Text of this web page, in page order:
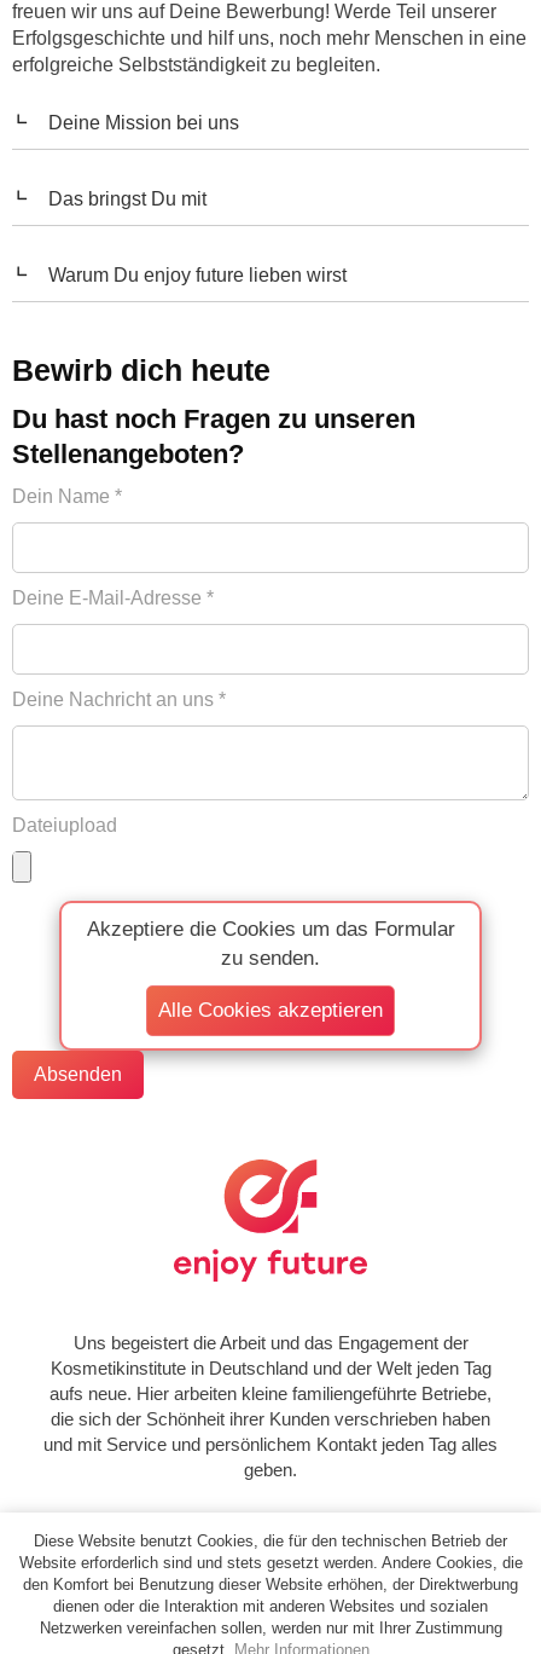
Diese Website benutzt Cookies, die für den technischen Betrieb der
Website erforderlich sind und stets gesetzt werden. Andere Cookies, die
den Komfort bei Benutzung dieser Website erhöhen, der Direktwerbung
dienen oder die Interaktion mit anderen Websites und sozialen
Netzwerken vereinfachen sollen, werden nur mit Ihrer Zustimmung
gesetzt.
Mehr Informationen
freuen wir uns auf Deine Bewerbung! Werde Teil unserer
Erfolgsgeschichte und hilf uns, noch mehr Menschen in eine
erfolgreiche Selbstständigkeit zu begleiten.
Deine Mission bei uns
Das bringst Du mit
Warum Du enjoy future lieben wirst
Bewirb dich heute
Du hast noch Fragen zu unseren
Stellenangeboten?
Dein Name *
Deine E-Mail-Adresse *
Deine Nachricht an uns *
Dateiupload
Akzeptiere die Cookies um das Formular
zu senden.
Alle Cookies akzeptieren
Uns begeistert die Arbeit und das Engagement der
Kosmetikinstitute in Deutschland und der Welt jeden Tag
aufs neue. Hier arbeiten kleine familiengeführte Betriebe,
die sich der Schönheit ihrer Kunden verschrieben haben
und mit Service und persönlichem Kontakt jeden Tag alles
geben.
AGB
Datenschutz
Widerrufsbelehrung
Impressum